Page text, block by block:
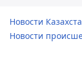
Новости
Новости